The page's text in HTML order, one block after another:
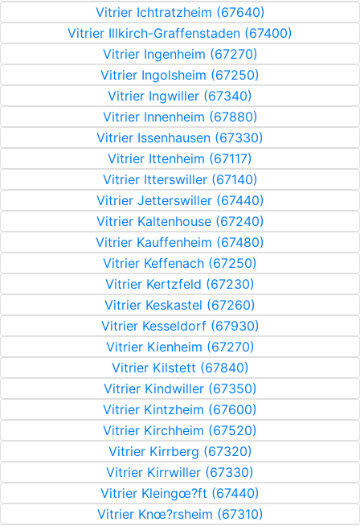
Vitrier Ichtratzheim (67640)
Vitrier Illkirch-Graffenstaden (67400)
Vitrier Ingenheim (67270)
Vitrier Ingolsheim (67250)
Vitrier Ingwiller (67340)
Vitrier Innenheim (67880)
Vitrier Issenhausen (67330)
Vitrier Ittenheim (67117)
Vitrier Itterswiller (67140)
Vitrier Jetterswiller (67440)
Vitrier Kaltenhouse (67240)
Vitrier Kauffenheim (67480)
Vitrier Keffenach (67250)
Vitrier Kertzfeld (67230)
Vitrier Keskastel (67260)
Vitrier Kesseldorf (67930)
Vitrier Kienheim (67270)
Vitrier Kilstett (67840)
Vitrier Kindwiller (67350)
Vitrier Kintzheim (67600)
Vitrier Kirchheim (67520)
Vitrier Kirrberg (67320)
Vitrier Kirrwiller (67330)
Vitrier Kleingœ?ft (67440)
Vitrier Knœ?rsheim (67310)